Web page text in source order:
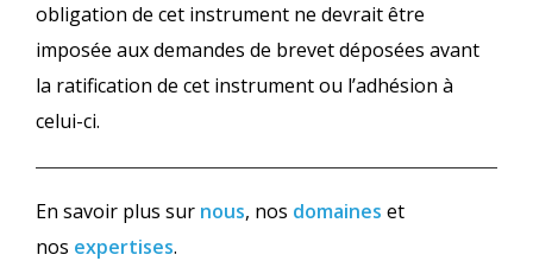
obligation de cet instrument ne devrait être
imposée aux demandes de brevet déposées avant
la ratification de cet instrument ou l’adhésion à
celui-ci.
En savoir plus sur nous, nos domaines et
nos expertises.